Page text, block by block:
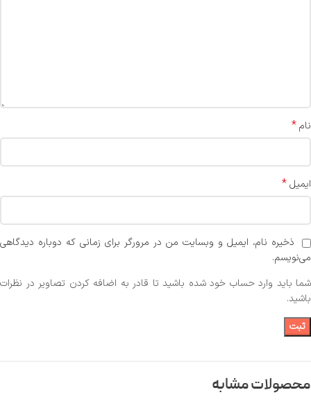
نام*
ایمیل*
ذخیره نام، ایمیل و وبسایت من در مرورگر برای زمانی که دوباره دیدگاهی
می‌نویسم.
شما باید وارد حساب خود شده باشید تا قادر به اضافه کردن تصاویر در نظرات
باشید.
محصولات مشابه